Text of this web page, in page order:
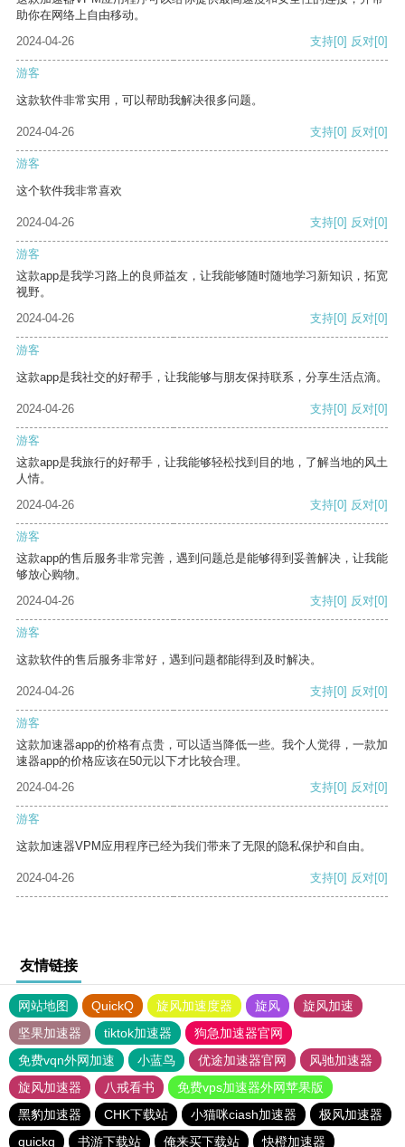
助你在网络上自由移动。
2024-04-26
支持[0] 反对[0]
游客
这款软件非常实用，可以帮助我解决很多问题。
2024-04-26 支持[0] 反对[0]
游客
这个软件我非常喜欢
2024-04-26 支持[0] 反对[0]
游客
这款app是我学习路上的良师益友，让我能够随时随地学习新知识，拓宽
视野。
2024-04-26
支持[0] 反对[0]
游客
这款app是我社交的好帮手，让我能够与朋友保持联系，分享生活点滴。
2024-04-26 支持[0] 反对[0]
游客
这款app是我旅行的好帮手，让我能够轻松找到目的地，了解当地的风土
人情。
2024-04-26
支持[0] 反对[0]
游客
这款app的售后服务非常完善，遇到问题总是能够得到妥善解决，让我能
够放心购物。
2024-04-26
支持[0] 反对[0]
游客
这款软件的售后服务非常好，遇到问题都能得到及时解决。
2024-04-26 支持[0] 反对[0]
游客
这款加速器app的价格有点贵，可以适当降低一些。我个人觉得，一款加
速器app的价格应该在50元以下才比较合理。
2024-04-26
支持[0] 反对[0]
游客
这款加速器VPM应用程序已经为我们带来了无限的隐私保护和自由。
2024-04-26 支持[0] 反对[0]
友情链接
网站地图 QuickQ 旋风加速度器 旋风
旋风加速
坚果加速器
tiktok加速器
狗急加速器官网
免费vqn外网加速
小蓝鸟 优途加速器官网
风驰加速器
旋风加速器
八戒看书
免费vps加速器外网苹果版
黑豹加速器
CHK下载站 小猫咪ciash加速器
极风加速器
quickq
书游下载站 俺来买下载站 快橙加速器